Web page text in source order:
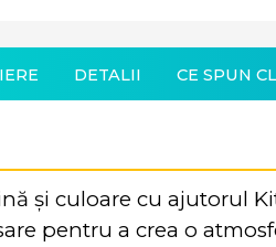
DETALII CE SPUN
și culoare cu ajutorul
pentru a crea o